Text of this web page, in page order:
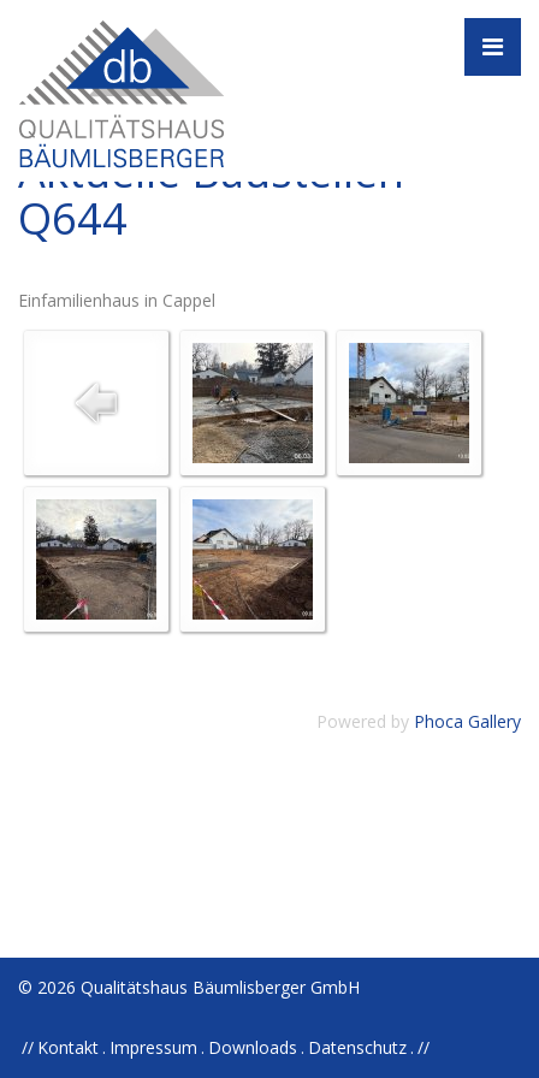
Aktuelle Baustellen -
Q644
Einfamilienhaus in Cappel
Powered by Phoca Gallery
© 2026 Qualitätshaus Bäumlisberger GmbH
Kontakt Impressum Downloads Datenschutz //